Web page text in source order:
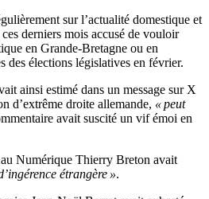
sur l’actualité domestique et
derniers mois accusé de vouloir
en Grande-Bretagne ou en
des élections législatives en février.
ainsi estimé dans un message sur X
d’extrême droite allemande, « peut
avait suscité un vif émoi en
Numérique Thierry Breton avait
étrangère ».